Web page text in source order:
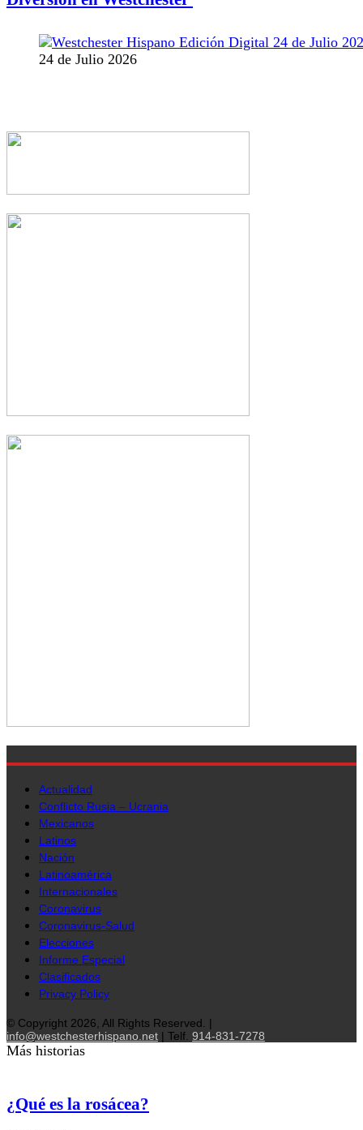
24 de Julio 2026
Actualidad
Conflicto Rusia – Ucrania
Mexicanos
Latinos
Nación
Latinoamérica
Internacionales
Coronavirus
Coronavirus-Salud
Elecciones
Informe Especial
Clasificados
Privacy Policy
© Copyright 2026, All Rights Reserved. |
info@westchesterhispano.net | Telf. 914-831-7278
Más historias
¿Qué es la rosácea?